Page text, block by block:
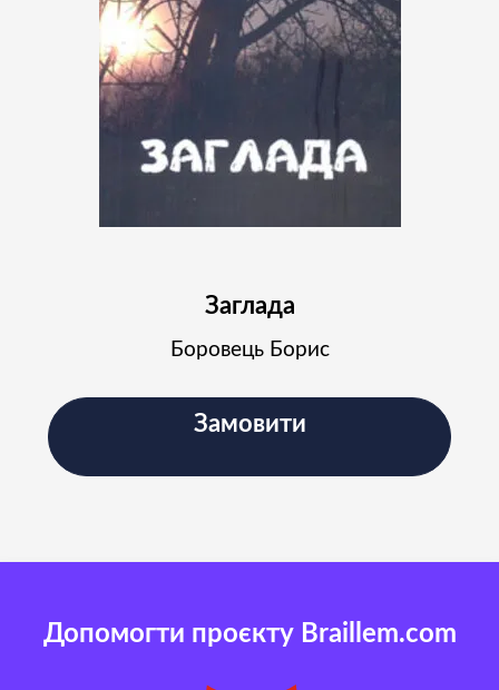
Заглада
Боровець Борис
Замовити
Допомогти проєкту Braillem.com